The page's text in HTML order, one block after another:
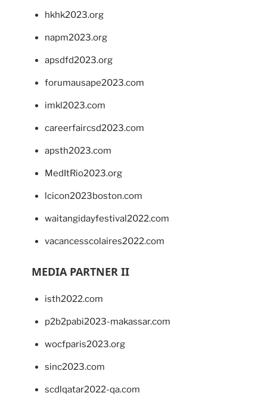
hkhk2023.org
napm2023.org
apsdfd2023.org
forumausape2023.com
imkl2023.com
careerfaircsd2023.com
apsth2023.com
MedItRio2023.org
lcicon2023boston.com
waitangidayfestival2022.com
vacancesscolaires2022.com
MEDIA PARTNER II
isth2022.com
p2b2pabi2023-makassar.com
wocfparis2023.org
sinc2023.com
scdlqatar2022-qa.com